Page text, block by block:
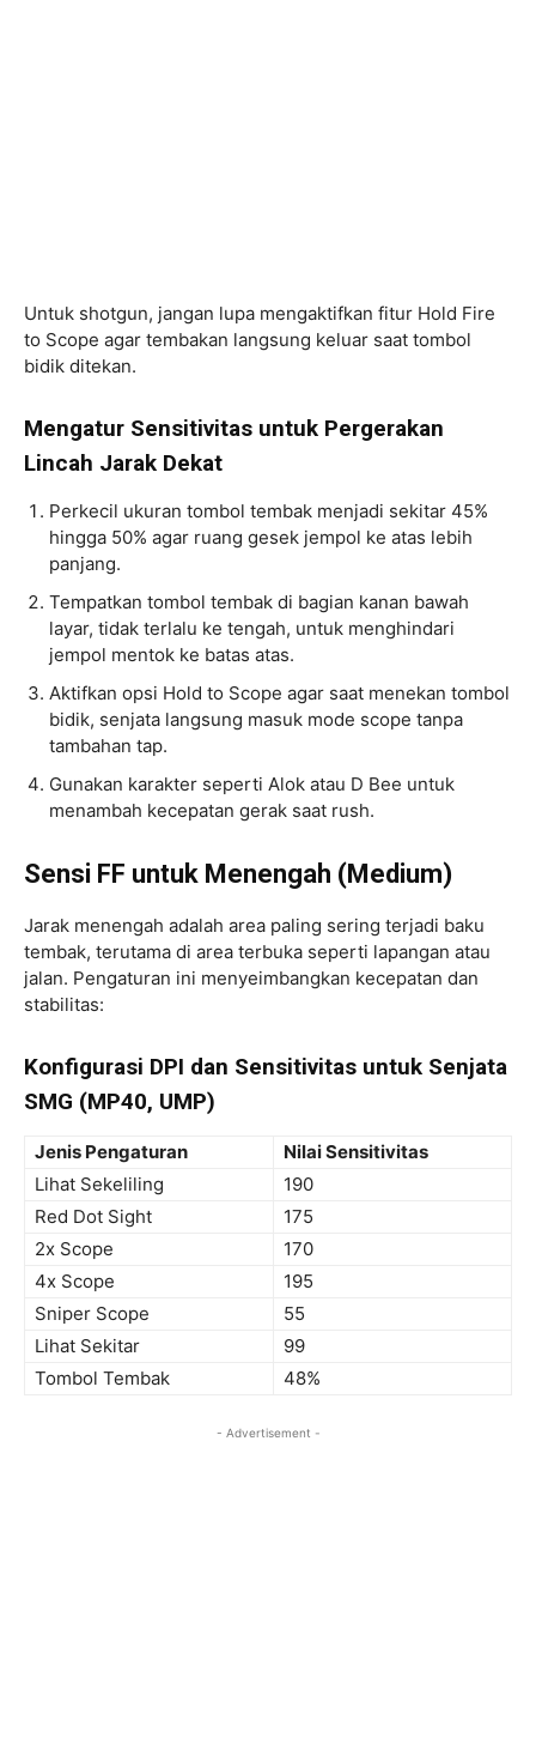
Untuk shotgun, jangan lupa mengaktifkan fitur Hold Fire
to Scope agar tembakan langsung keluar saat tombol
bidik ditekan.
Mengatur Sensitivitas untuk Pergerakan
Lincah Jarak Dekat
Perkecil ukuran tombol tembak menjadi sekitar 45%
hingga 50% agar ruang gesek jempol ke atas lebih
panjang.
Tempatkan tombol tembak di bagian kanan bawah
layar, tidak terlalu ke tengah, untuk menghindari
jempol mentok ke batas atas.
Aktifkan opsi Hold to Scope agar saat menekan tombol
bidik, senjata langsung masuk mode scope tanpa
tambahan tap.
Gunakan karakter seperti Alok atau D Bee untuk
menambah kecepatan gerak saat rush.
Sensi FF untuk Menengah (Medium)
Jarak menengah adalah area paling sering terjadi baku
tembak, terutama di area terbuka seperti lapangan atau
jalan. Pengaturan ini menyeimbangkan kecepatan dan
stabilitas:
Konfigurasi DPI dan Sensitivitas untuk Senjata
SMG (MP40, UMP)
Jenis Pengaturan
Nilai Sensitivitas
Lihat Sekeliling
190
Red Dot Sight
175
2x Scope
170
4x Scope
195
Sniper Scope
55
Lihat Sekitar
99
Tombol Tembak
48%
- Advertisement -